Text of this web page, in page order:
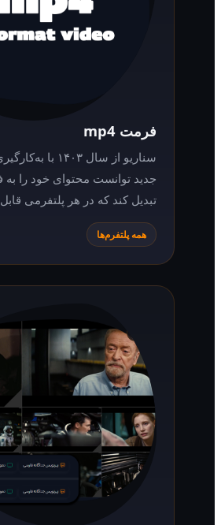
سناریو از سال ۱۴۰۳ با به‌کارگیری فناوری
جدید توانست محتوای خود را به فرمت mp4
تبدیل کند که در هر پلتفرمی قابل پخش است.
همه پلتفرم‌ها